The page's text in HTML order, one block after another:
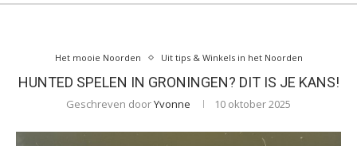
Het mooie Noorden Uit tips & Winkels in het Noorden
HUNTED SPELEN IN GRONINGEN? DIT IS JE KANS!
Geschreven doorYvonne 10 oktober 2025